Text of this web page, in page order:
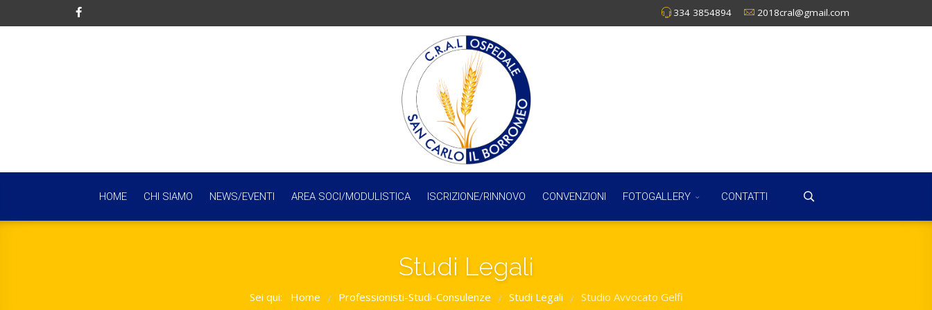
334 3854894 2018cral@gmail.com
HOME CHI SIAMO NEWS/EVENTI AREA SOCI/MODULISTICA ISCRIZIONE/RINNOVO CONVENZIONI FOTOGALLERY CONTATTI
Studi Legali
Sei qui: Home / Professionisti-Studi-Consulenze / Studi Legali / Studio Avvocato Gelfi